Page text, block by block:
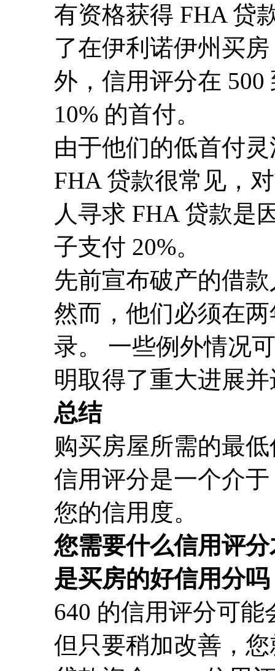
有资格获得 FHA 贷
了在伊利诺伊州买
外，信用评分在 500
10% 的首付。
由于他们的低首付
FHA 贷款很常见，
人寻求 FHA 贷款是
子支付 20%。
先前宣布破产的借
然而，他们必须在
录。 一些例外情况
明取得了重大进展
总结
购买房屋所需的最
信用评分是一个介
您的信用度。
您需要什么信用评
是买房的好信用分吗
640 的信用评分可
但只要稍加改善，